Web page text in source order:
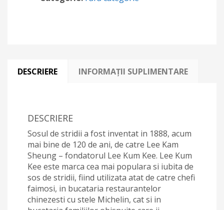
DESCRIERE INFORMAȚII SUPLIMENTARE
DESCRIERE
Sosul de stridii a fost inventat in 1888, acum
mai bine de 120 de ani, de catre Lee Kam
Sheung – fondatorul Lee Kum Kee. Lee Kum
Kee este marca cea mai populara si iubita de
sos de stridii, fiind utilizata atat de catre chefi
faimosi, in bucataria restaurantelor
chinezesti cu stele Michelin, cat si in